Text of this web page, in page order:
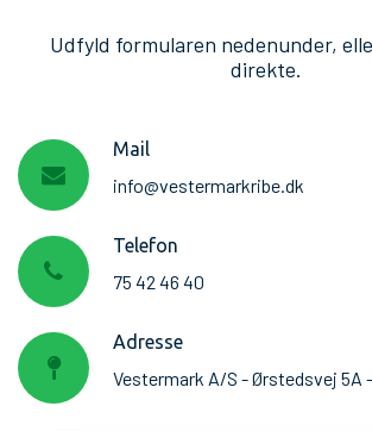
Udfyld formularen nedenunder,
direkte.
Mail
info@vestermarkribe.dk
Telefon
75 42 46 40
Adresse
Vestermark A/S - Ørstedsvej 5A